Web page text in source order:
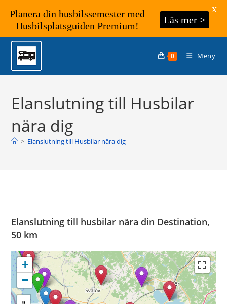
Hoppa
innehållet
0 Meny
Elanslutning till Husbilar
nära dig
> Elanslutning till Husbilar nära dig
Elanslutning till husbilar nära din Destination,
50 km
+
−
9
Planera din husbilssemester med
Husbilsplatsguiden Premium!
Läs mer >
X